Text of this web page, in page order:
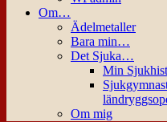
Om…
Ädelmetaller
Bara min…
Det Sjuka…
Min
Om mig